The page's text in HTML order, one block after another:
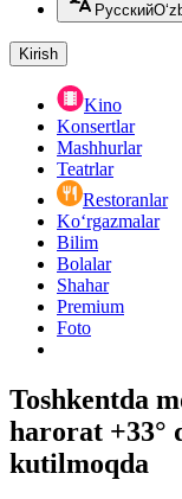
Русский
Kirish
Kino
Konsertlar
Mashhurlar
Teatrlar
Restoranlar
Ko‘rgazmalar
Bilim
Bolalar
Shahar
Premium
Foto
Toshkentda
harorat +33°
kutilmoqda